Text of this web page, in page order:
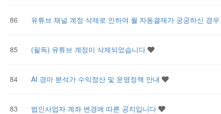
86 유튜브 채널 계정 삭제로 인하여 월 자동결재가 궁궁하신 경우
85 (필독) 유튜브 계정이 삭제되었습니다
84 AI 경마 분석가 수익정산 및 운영정책 안내
83 법인사업자 계좌 변경에 따른 공지입니다